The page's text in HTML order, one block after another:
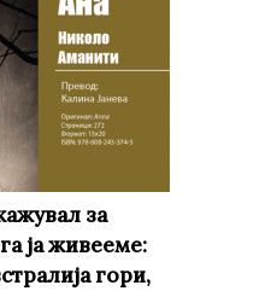
за
ја живееме:
гори,